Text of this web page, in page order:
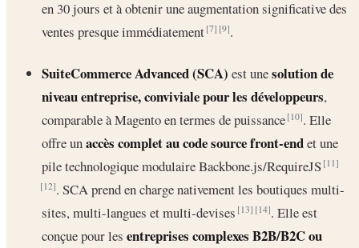
en 30 jours et à obtenir une augmentation significative des
ventes presque immédiatement[7] [9].
SuiteCommerce Advanced (SCA) est unesolution de
niveau entreprise, conviviale pour les développeurs,
comparable à Magento en termes de puissance[10]. Elle
offre unaccès complet au code source front-endet une
pile technologique modulaire Backbone.js/RequireJS[11]
[12]. SCA prend en charge nativement les boutiques multi-
sites, multi-langues et multi-devises[13] [14]. Elle est
conçue pour les entreprises complexes B2B/B2C ou